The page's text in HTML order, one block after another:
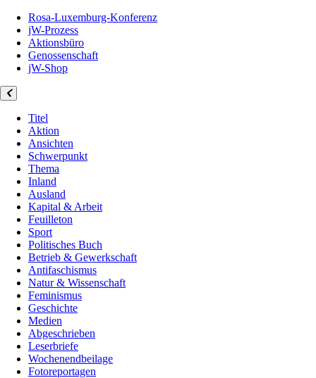
Rosa-Luxemburg-Konferenz
jW-Prozess
Aktionsbüro
Genossenschaft
jW-Shop
Titel
Aktion
Ansichten
Schwerpunkt
Thema
Inland
Ausland
Kapital & Arbeit
Feuilleton
Sport
Politisches Buch
Betrieb & Gewerkschaft
Antifaschismus
Natur & Wissenschaft
Feminismus
Geschichte
Medien
Abgeschrieben
Leserbriefe
Wochenendbeilage
Fotoreportagen